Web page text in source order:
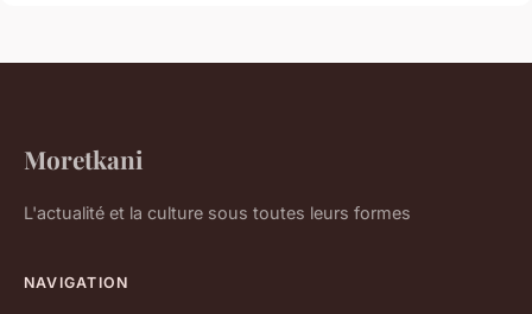
Moretkani
L'actualité et la culture sous toutes leurs formes
NAVIGATION